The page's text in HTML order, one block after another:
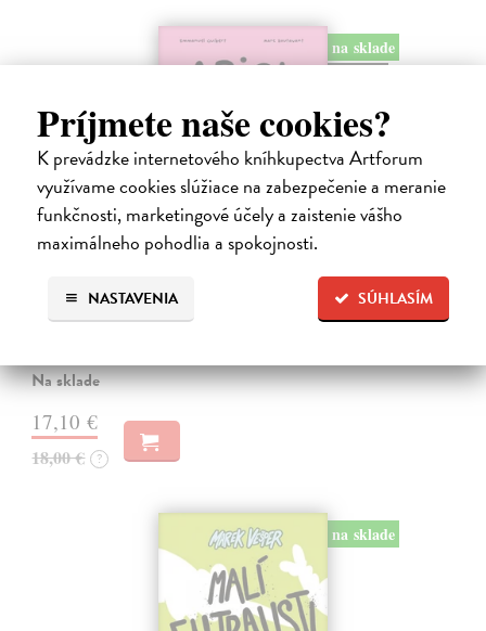
Príjmete naše cookies?
K prevádzke internetového kníhkupectva Artforum
využívame cookies slúžiace na zabezpečenie a meranie
funkčnosti, marketingové účely a zaistenie vášho
maximálneho pohodlia a spokojnosti.
SÚHLASÍM
NASTAVENIA
na sklade
Guibert Emmanuel| Kniha
PEŤULA je krásna a ako pekne vonia! Ariol sedí v triede rovno za ňou
Na sklade
17,10 €
18,00 € ?
na sklade